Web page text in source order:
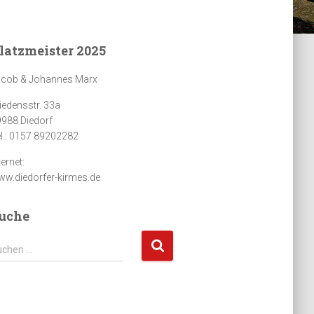
2025
& Johannes Marx
33a
Diedorf
0157 89202282
kirmes.de
…